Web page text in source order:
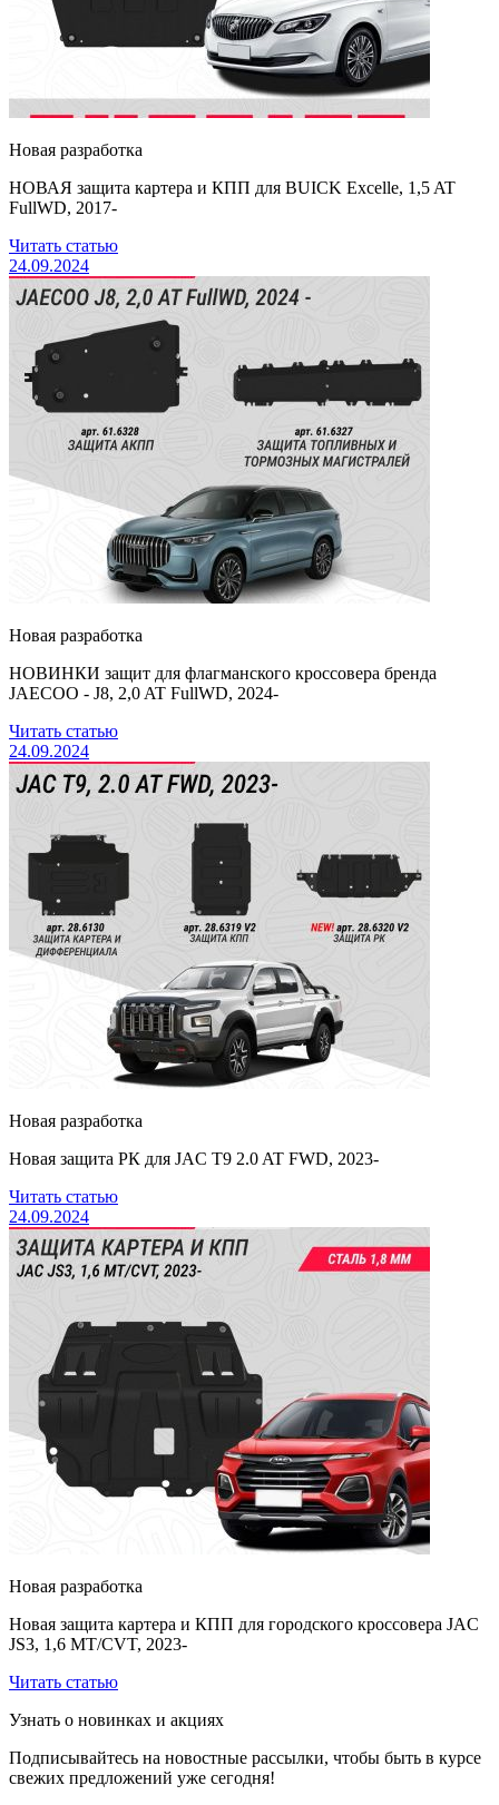
Новая разработка
НОВАЯ защита картера и КПП для BUICK Excelle, 1,5 AT
FullWD, 2017-
Читать статью
24.09.2024
Новая разработка
НОВИНКИ защит для флагманского кроссовера бренда
JAECOO - J8, 2,0 AT FullWD, 2024-
Читать статью
24.09.2024
Новая разработка
Новая защита РК для JAC T9 2.0 AT FWD, 2023-
Читать статью
24.09.2024
Новая разработка
Новая защита картера и КПП для городского кроссовера JAC
JS3, 1,6 MT/CVT, 2023-
Читать статью
Узнать о новинках и акциях
Подписывайтесь на новостные рассылки, чтобы быть в курсе
свежих предложений уже сегодня!